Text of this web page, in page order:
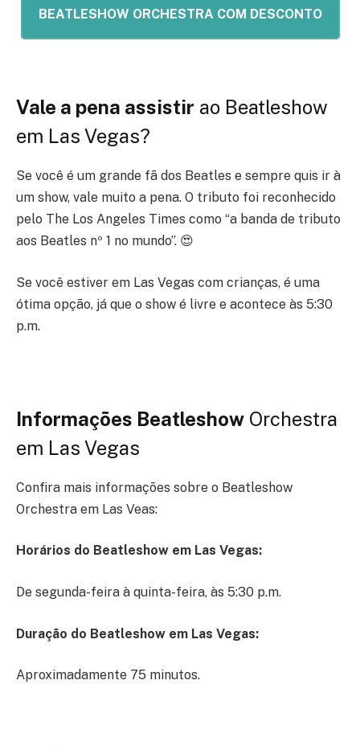
BEATLESHOW ORCHESTRA COM DESCONTO
Vale a pena assistir ao Beatleshow
em Las Vegas?
Se você é um grande fã dos Beatles e sempre quis ir à
um show, vale muito a pena. O tributo foi reconhecido
pelo The Los Angeles Times como “a banda de tributo
aos Beatles nº 1 no mundo”. 😍
Se você estiver em Las Vegas com crianças, é uma
ótima opção, já que o show é livre e acontece às 5:30
p.m.
Informações Beatleshow Orchestra
em Las Vegas
Confira mais informações sobre o Beatleshow
Orchestra em Las Veas:
Horários do Beatleshow em Las Vegas:
De segunda-feira à quinta-feira, às 5:30 p.m.
Duração do Beatleshow em Las Vegas:
Aproximadamente 75 minutos.